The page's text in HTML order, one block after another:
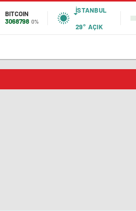
BITCOIN
3068798 0%
İSTANBUL
29° AÇIK